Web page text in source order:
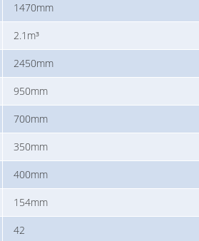
1470mm
2.1m³
2450mm
950mm
700mm
350mm
400mm
154mm
42